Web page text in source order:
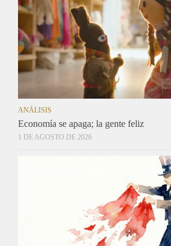
ANÁLISIS
Economía se apaga; la gente feliz
1 DE AGOSTO DE 2026